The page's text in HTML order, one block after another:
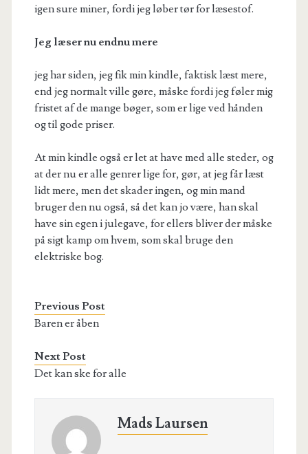
igen sure miner, fordi jeg løber tør for læsestof.
Jeg læser nu endnu mere
jeg har siden, jeg fik min kindle, faktisk læst mere,
end jeg normalt ville gøre, måske fordi jeg føler mig
fristet af de mange bøger, som er lige ved hånden
og til gode priser.
At min kindle også er let at have med alle steder, og
at der nu er alle genrer lige for, gør, at jeg får læst
lidt mere, men det skader ingen, og min mand
bruger den nu også, så det kan jo være, han skal
have sin egen i julegave, for ellers bliver der måske
på sigt kamp om hvem, som skal bruge den
elektriske bog.
Previous Post
Baren er åben
Next Post
Det kan ske for alle
Mads Laursen